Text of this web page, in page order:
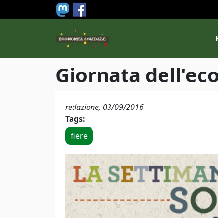
Salta al contenuto principale
Giornata
redazione, 03/09/2016
Tags:
fiere